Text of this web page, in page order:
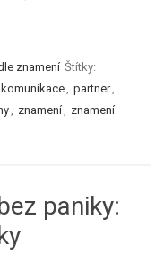
znamení Štítky:
komunikace partner
znamení
znamení
paniky: